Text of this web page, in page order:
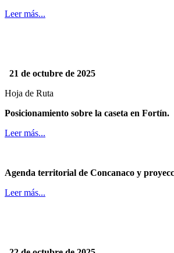
Leer más...
21 de octubre de 2025
Hoja de Ruta
Posicionamiento sobre la caseta en Fortín.
Leer más...
Agenda territorial de Concanaco y
Leer más...